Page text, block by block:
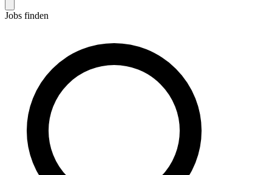
Jobs finden